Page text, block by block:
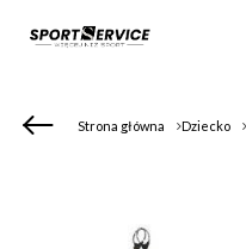
Strona główna Dziecko